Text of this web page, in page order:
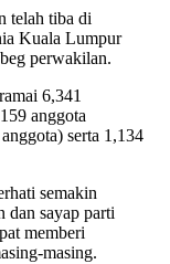
telah tiba di
Kuala Lumpur
perwakilan.
6,341
anggota
serta 1,134
semakin
dan sayap parti
memberi
masing.